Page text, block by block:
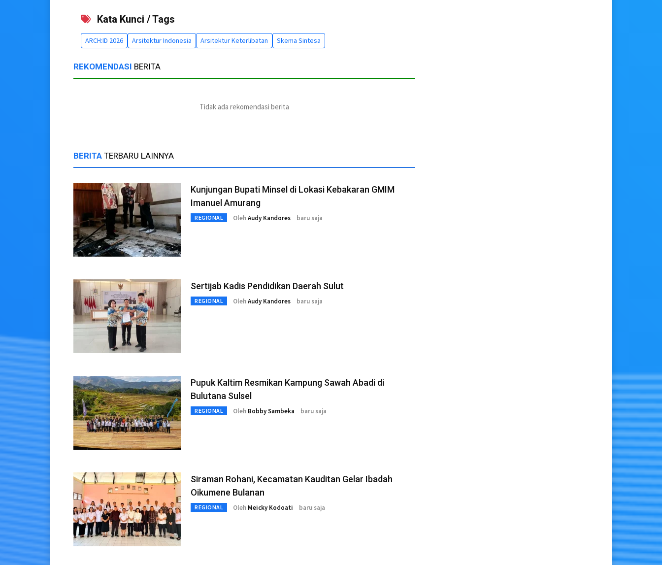
Kata Kunci / Tags
ARCH:ID 2026 Arsitektur Indonesia Arsitektur Keterlibatan Skema Sintesa
REKOMENDASI BERITA
Tidak ada rekomendasi berita
BERITA TERBARU LAINNYA
Kunjungan Bupati Minsel di Lokasi Kebakaran GMIM
Imanuel Amurang
REGIONAL OlehAudy Kandores baru saja
Sertijab Kadis Pendidikan Daerah Sulut
REGIONAL OlehAudy Kandores baru saja
Pupuk Kaltim Resmikan Kampung Sawah Abadi di
Bulutana Sulsel
REGIONAL Oleh Bobby Sambeka baru saja
Siraman Rohani, Kecamatan Kauditan Gelar Ibadah
Oikumene Bulanan
REGIONAL Oleh Meicky Kodoati baru saja